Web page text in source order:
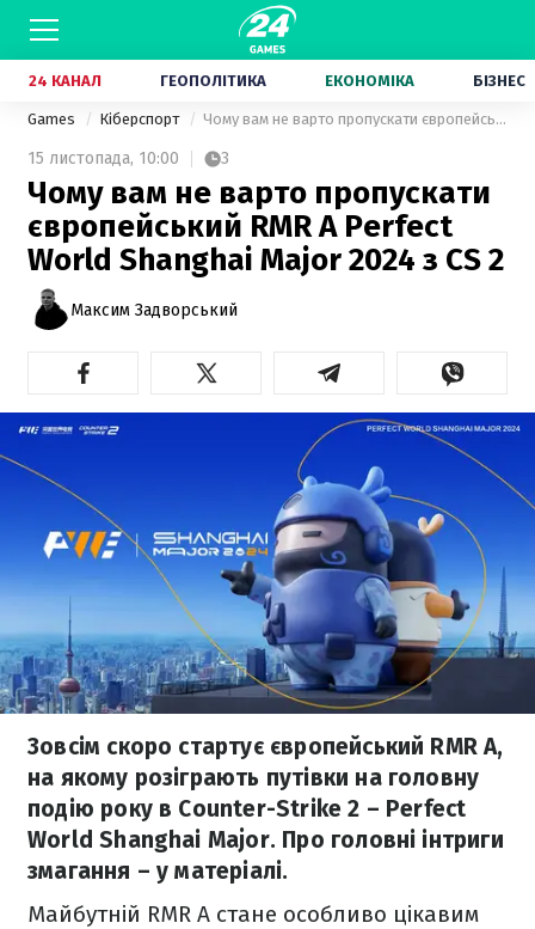
24 КАНАЛ ГЕОПОЛІТИКА ЕКОНОМІКА БІЗНЕС
Games Кіберспорт Чому вам не варто пропускати європейський RMR A Perfect World Shanghai Major 2024 з CS 2
15 листопада, 10:00 3
Чому вам не варто пропускати
європейський RMR A Perfect
World Shanghai Major 2024 з CS 2
Максим Задворський
Зовсім скоро стартує європейський RMR A,
на якому розіграють путівки на головну
подію року в Counter-Strike 2 – Perfect
World Shanghai Major. Про головні інтриги
змагання – у матеріалі.
Майбутній RMR A стане особливо цікавим